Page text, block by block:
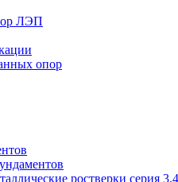
ЛЭП
опор
ростверки серия